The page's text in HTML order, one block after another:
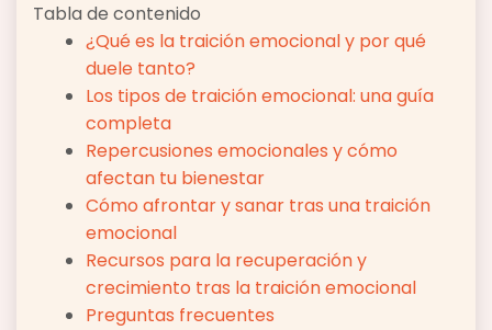
Tabla de contenido
¿Qué es la traición emocional y por qué
duele tanto?
Los tipos de traición emocional: una guía
completa
Repercusiones emocionales y cómo
afectan tu bienestar
Cómo afrontar y sanar tras una traición
emocional
Recursos para la recuperación y
crecimiento tras la traición emocional
Preguntas frecuentes